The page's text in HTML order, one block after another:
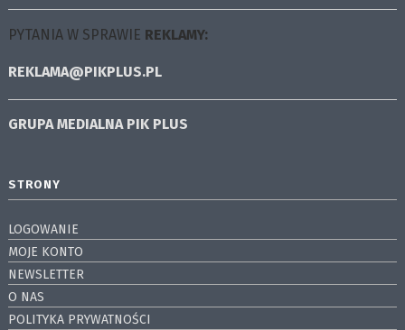
PYTANIA W SPRAWIE REKLAMY:
REKLAMA@PIKPLUS.PL
GRUPA MEDIALNA PIK PLUS
STRONY
LOGOWANIE
MOJE KONTO
NEWSLETTER
O NAS
POLITYKA PRYWATNOŚCI